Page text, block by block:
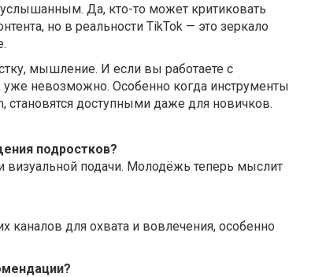
Да, кто-то может критиковать
но в реальности TikTok — это зеркало
мышление. И если вы работаете с
невозможно. Особенно когда инструменты
становятся доступными даже для новичков.
подростков?
подачи. Молодёжь теперь мыслит
каналов для охвата и вовлечения, особенно